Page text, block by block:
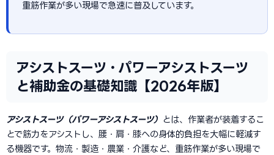
重筋作業が多い現場で急速に普及しています。
アシストスーツ・パワーアシストスーツ
と補助金の基礎知識【2026年版】
アシストスーツ（パワーアシストスーツ）
とは、作業者が装着するこ
とで筋力をアシストし、腰・肩・膝への身体的負担を大幅に軽減す
る機器です。物流・製造・農業・介護など、重筋作業が多い現場で